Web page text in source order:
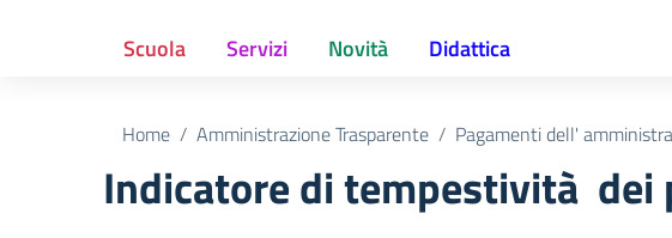
Scuola Servizi Novità Didattica
Home Amministrazione Trasparente Pagamenti dell'
Indicatore di tempestività dei